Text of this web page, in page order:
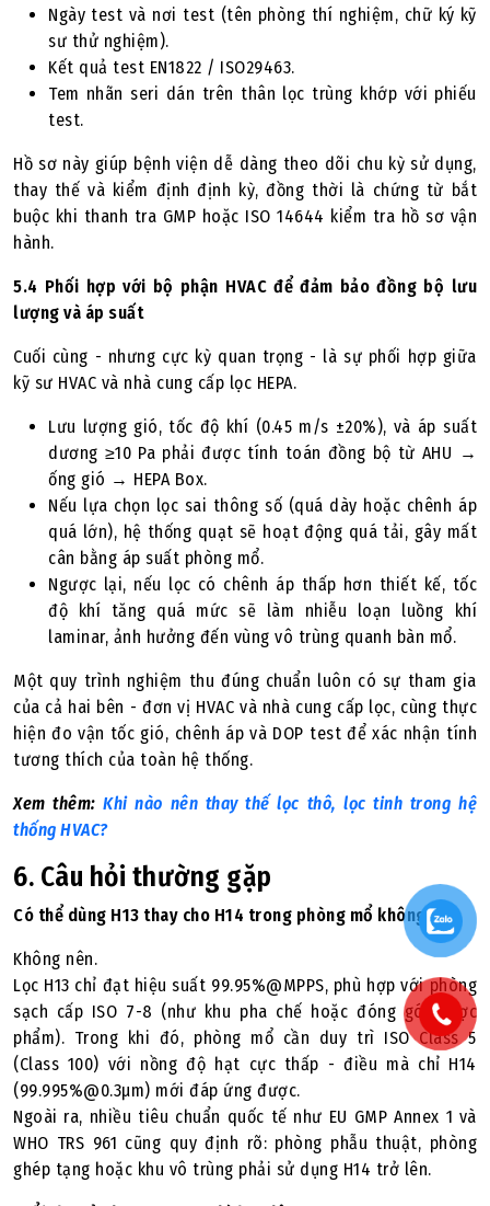
Ngày test và nơi test (tên phòng thí nghiệm, chữ ký kỹ
sư thử nghiệm).
Kết quả test EN1822 / ISO29463.
Tem nhãn seri dán trên thân lọc trùng khớp với phiếu
test.
Hồ sơ này giúp bệnh viện dễ dàng theo dõi chu kỳ sử dụng,
thay thế và kiểm định định kỳ, đồng thời là chứng từ bắt
buộc khi thanh tra GMP hoặc ISO 14644 kiểm tra hồ sơ vận
hành.
5.4 Phối hợp với bộ phận HVAC để đảm bảo đồng bộ lưu
lượng và áp suất
Cuối cùng - nhưng cực kỳ quan trọng - là sự phối hợp giữa
kỹ sư HVAC và nhà cung cấp lọc HEPA.
Lưu lượng gió, tốc độ khí (0.45 m/s ±20%), và áp suất
dương ≥10 Pa phải được tính toán đồng bộ từ AHU →
ống gió → HEPA Box.
Nếu lựa chọn lọc sai thông số (quá dày hoặc chênh áp
quá lớn), hệ thống quạt sẽ hoạt động quá tải, gây mất
cân bằng áp suất phòng mổ.
Ngược lại, nếu lọc có chênh áp thấp hơn thiết kế, tốc
độ khí tăng quá mức sẽ làm nhiễu loạn luồng khí
laminar, ảnh hưởng đến vùng vô trùng quanh bàn mổ.
Một quy trình nghiệm thu đúng chuẩn luôn có sự tham gia
của cả hai bên - đơn vị HVAC và nhà cung cấp lọc, cùng thực
hiện đo vận tốc gió, chênh áp và DOP test để xác nhận tính
tương thích của toàn hệ thống.
Xem thêm:Khi nào nên thay thế lọc thô, lọc tinh trong hệ
thống HVAC?
6. Câu hỏi thường gặp
Có thể dùng H13 thay cho H14 trong phòng mổ không?
Không nên.
Lọc H13 chỉ đạt hiệu suất 99.95%@MPPS, phù hợp với phòng
sạch cấp ISO 7-8 (như khu pha chế hoặc đóng gói dược
phẩm). Trong khi đó, phòng mổ cần duy trì ISO Class 5
(Class 100) với nồng độ hạt cực thấp - điều mà chỉ H14
(99.995%@0.3µm) mới đáp ứng được.
Ngoài ra, nhiều tiêu chuẩn quốc tế như EU GMP Annex 1 và
WHO TRS 961 cũng quy định rõ: phòng phẫu thuật, phòng
ghép tạng hoặc khu vô trùng phải sử dụng H14 trở lên.